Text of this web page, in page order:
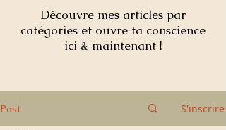
Découvre mes articles par
catégories et ouvre ta conscience
ici & maintenant !
Post S'inscrire